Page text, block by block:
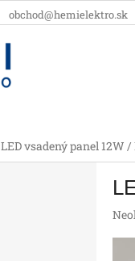
obchod@hemielektro.sk
LED vsadený panel 12W